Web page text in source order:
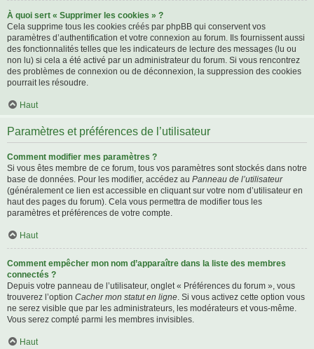
À quoi sert « Supprimer les cookies » ?
Cela supprime tous les cookies créés par phpBB qui conservent vos
paramètres d’authentification et votre connexion au forum. Ils fournissent aussi
des fonctionnalités telles que les indicateurs de lecture des messages (lu ou
non lu) si cela a été activé par un administrateur du forum. Si vous rencontrez
des problèmes de connexion ou de déconnexion, la suppression des cookies
pourrait les résoudre.
Haut
Paramètres et préférences de l’utilisateur
Comment modifier mes paramètres ?
Si vous êtes membre de ce forum, tous vos paramètres sont stockés dans notre
base de données. Pour les modifier, accédez au Panneau de l’utilisateur
(généralement ce lien est accessible en cliquant sur votre nom d’utilisateur en
haut des pages du forum). Cela vous permettra de modifier tous les
paramètres et préférences de votre compte.
Haut
Comment empêcher mon nom d’apparaître dans la liste des membres
connectés ?
Depuis votre panneau de l’utilisateur, onglet « Préférences du forum », vous
trouverez l’option Cacher mon statut en ligne. Si vous activez cette option vous
ne serez visible que par les administrateurs, les modérateurs et vous-même.
Vous serez compté parmi les membres invisibles.
Haut